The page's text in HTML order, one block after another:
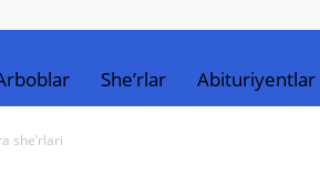
She’rlar Abituriyentlar
she’rlari